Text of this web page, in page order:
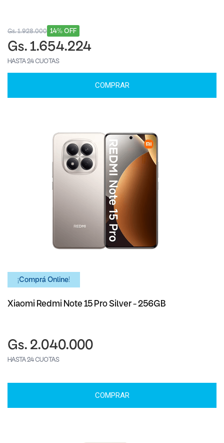
14% OFF
Gs. 1.928.000
Gs. 1.654.224
HASTA 24 CUOTAS
COMPRAR
¡Comprá Online!
Xiaomi Redmi Note 15 Pro Silver - 256GB
Gs. 2.040.000
HASTA 24 CUOTAS
COMPRAR